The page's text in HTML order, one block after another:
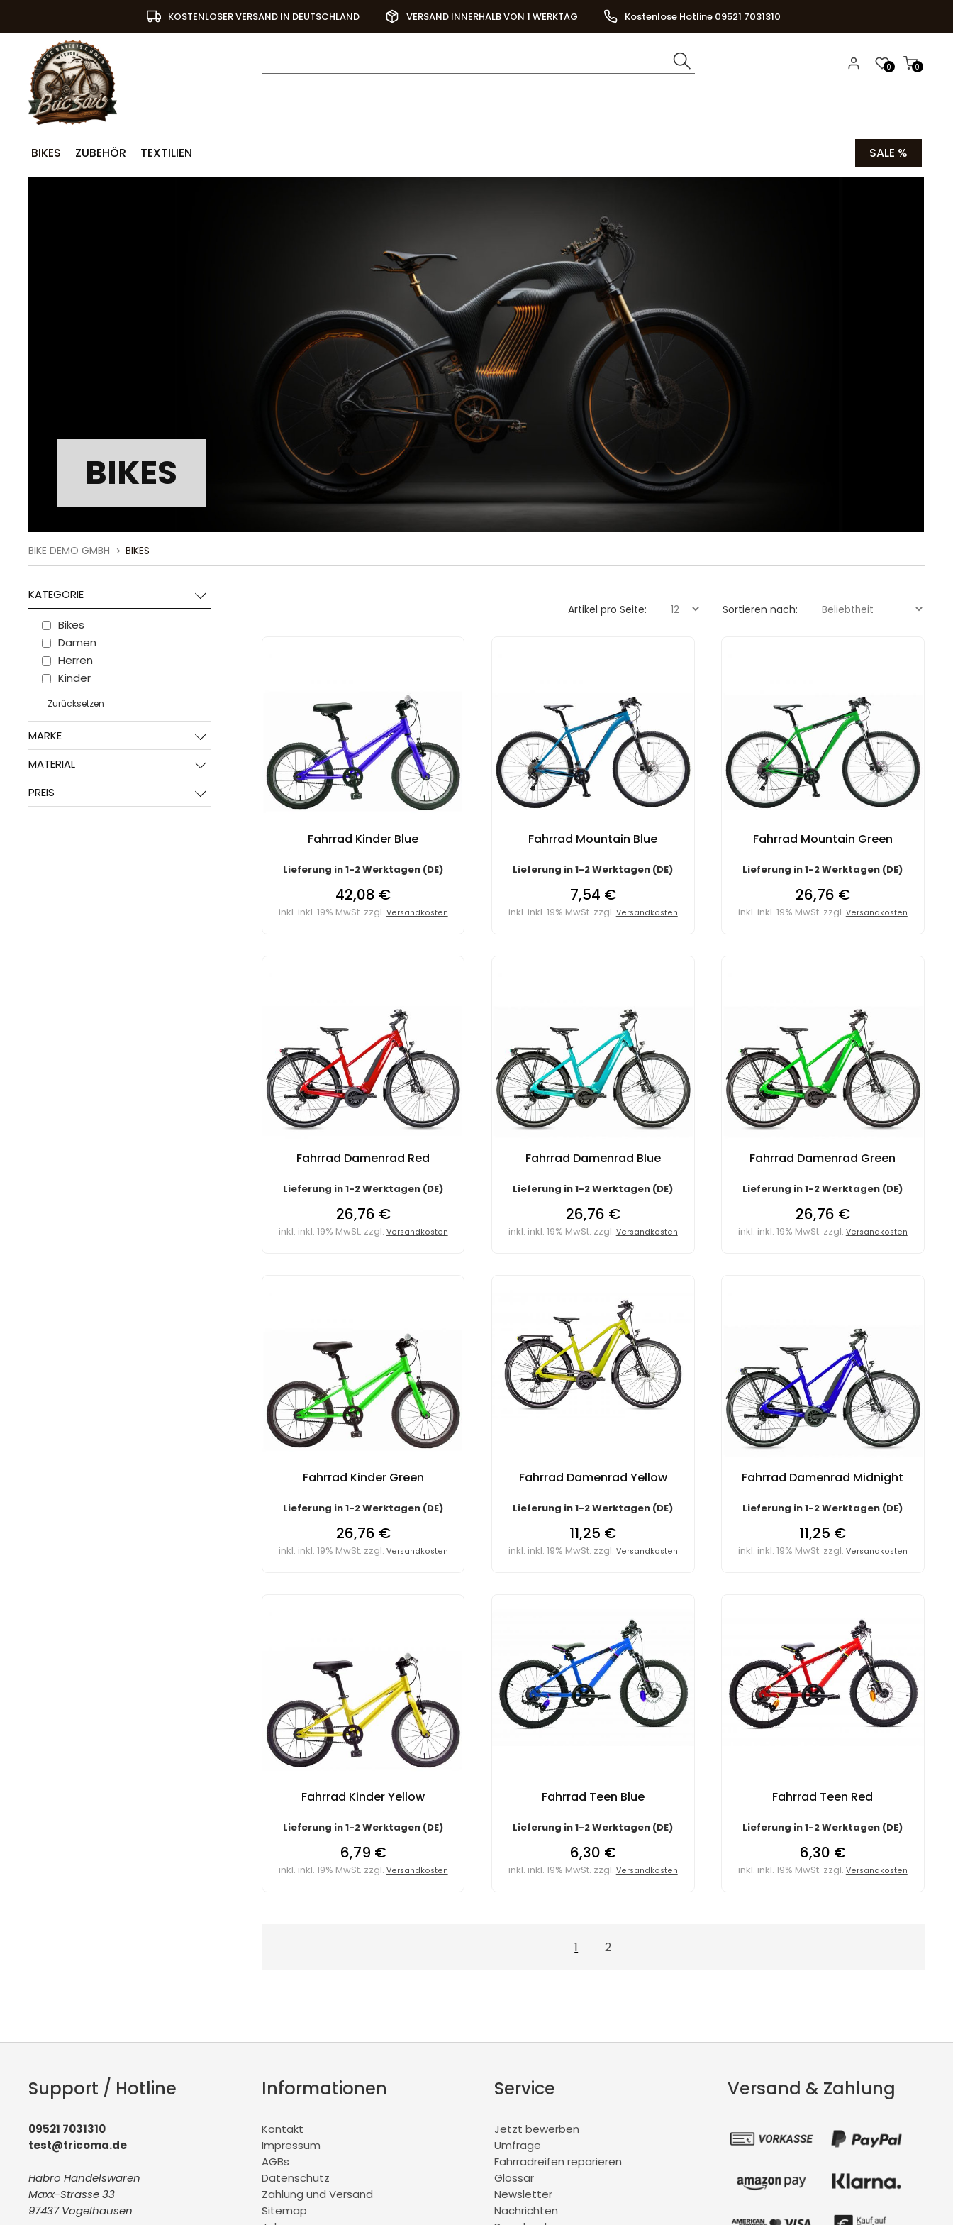
KOSTENLOSER VERSAND IN DEUTSCHLAND VERSAND INNERHALB VON 1 WERKTAG Kostenlose Hotline 09521 7031310
0
0
BIKES ZUBEHÖR TEXTILIEN SALE %
BIKES
BIKE DEMO GMBH BIKES
KATEGORIE
Bikes
Damen
Herren
Kinder
Zurücksetzen
MARKE
MATERIAL
PREIS
Sortieren nach:
Artikel pro Seite:
Fahrrad Kinder Blue
Lieferung in 1-2 Werktagen (DE)
42,08 €
inkl. inkl. 19% MwSt. zzgl. Versandkosten
Fahrrad Mountain Blue
Lieferung in 1-2 Werktagen (DE)
7,54 €
inkl. inkl. 19% MwSt. zzgl. Versandkosten
Fahrrad Mountain Green
Lieferung in 1-2 Werktagen (DE)
26,76 €
inkl. inkl. 19% MwSt. zzgl. Versandkosten
Fahrrad Damenrad Red
Lieferung in 1-2 Werktagen (DE)
26,76 €
inkl. inkl. 19% MwSt. zzgl. Versandkosten
Fahrrad Damenrad Blue
Lieferung in 1-2 Werktagen (DE)
26,76 €
inkl. inkl. 19% MwSt. zzgl. Versandkosten
Fahrrad Damenrad Green
Lieferung in 1-2 Werktagen (DE)
26,76 €
inkl. inkl. 19% MwSt. zzgl. Versandkosten
Fahrrad Kinder Green
Lieferung in 1-2 Werktagen (DE)
26,76 €
inkl. inkl. 19% MwSt. zzgl. Versandkosten
Fahrrad Damenrad Yellow
Lieferung in 1-2 Werktagen (DE)
11,25 €
inkl. inkl. 19% MwSt. zzgl. Versandkosten
Fahrrad Damenrad Midnight
Lieferung in 1-2 Werktagen (DE)
11,25 €
inkl. inkl. 19% MwSt. zzgl. Versandkosten
Fahrrad Kinder Yellow
Lieferung in 1-2 Werktagen (DE)
6,79 €
inkl. inkl. 19% MwSt. zzgl. Versandkosten
Fahrrad Teen Blue
Lieferung in 1-2 Werktagen (DE)
6,30 €
inkl. inkl. 19% MwSt. zzgl. Versandkosten
Fahrrad Teen Red
Lieferung in 1-2 Werktagen (DE)
6,30 €
inkl. inkl. 19% MwSt. zzgl. Versandkosten
1 2
Support / Hotline
09521 7031310
test@tricoma.de
Habro Handelswaren
Maxx-Strasse 33
97437 Vogelhausen
Informationen
Kontakt
Impressum
AGBs
Datenschutz
Zahlung und Versand
Sitemap
Service
Jetzt bewerben
Umfrage
Fahrradreifen reparieren
Glossar
Newsletter
Nachrichten
Versand & Zahlung